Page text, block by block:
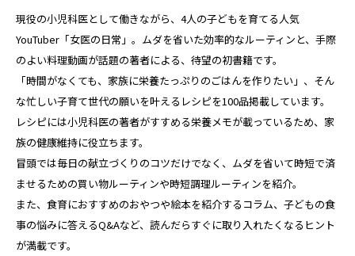
現役の小児科医として働きながら、4人の子どもを育てる人気
YouTuber「女医の日常」。ムダを省いた効率的なルーティンと、手際
のよい料理動画が話題の著者による、待望の初書籍です。
「時間がなくても、家族に栄養たっぷりのごはんを作りたい」、そん
な忙しい子育て世代の願いを叶えるレシピを100品掲載しています。
レシピには小児科医の著者がすすめる栄養メモが載っているため、家
族の健康維持に役立ちます。
冒頭では毎日の献立づくりのコツだけでなく、ムダを省いて時短で済
ませるための買い物ルーティンや時短調理ルーティンを紹介。
また、食育におすすめのおやつや絵本を紹介するコラム、子どもの食
事の悩みに答えるQ&Aなど、読んだらすぐに取り入れたくなるヒント
が満載です。